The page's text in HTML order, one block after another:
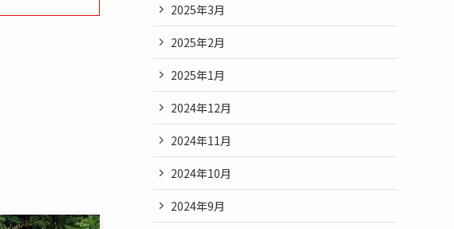
2025年3月
2025年2月
2025年1月
2024年12月
2024年11月
2024年10月
2024年9月